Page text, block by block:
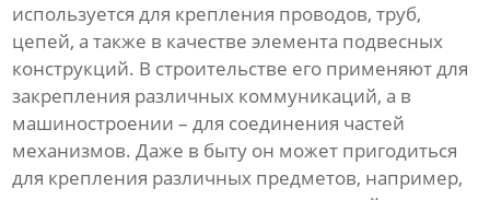
используется для крепления проводов, труб,
цепей, а также в качестве элемента подвесных
конструкций. В строительстве его применяют для
закрепления различных коммуникаций, а в
машиностроении – для соединения частей
механизмов. Даже в быту он может пригодиться
для крепления различных предметов, например,